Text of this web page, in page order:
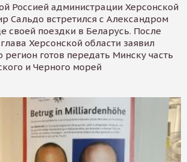
Россией администрации Херсонской
Сальдо встретился с Александром
своей поездки в Беларусь. После
Херсонской области заявил
регион готов передать Минску часть
и Черного морей